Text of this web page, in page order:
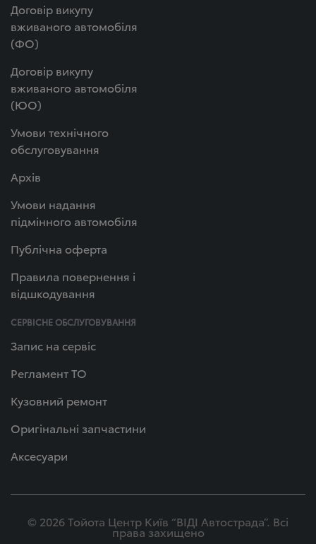
Договір викупу
вживаного автомобіля
(ФО)
Договір викупу
вживаного автомобіля
(ЮО)
Умови технічного
обслуговування
Архів
Умови надання
підмінного автомобіля
Публічна оферта
Правила повернення і
відшкодування
СЕРВІСНЕ ОБСЛУГОВУВАННЯ
Запис на сервіс
Регламент ТО
Кузовний ремонт
Оригінальні запчастини
Аксесуари
© 2026 Тойота Центр Київ “ВІДІ Автострада”. Всі
права захищено